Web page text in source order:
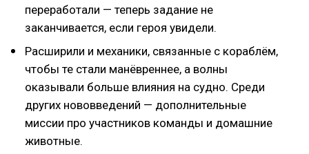
переработали — теперь задание не
заканчивается, если героя увидели.
Расширили и механики, связанные с кораблём,
чтобы те стали манёвреннее, а волны
оказывали больше влияния на судно. Среди
других нововведений — дополнительные
миссии про участников команды и домашние
животные.